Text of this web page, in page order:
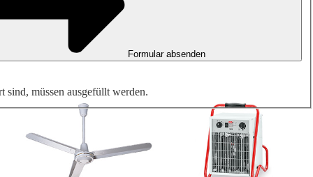
Formular absenden
sind, müssen ausgefüllt werden.